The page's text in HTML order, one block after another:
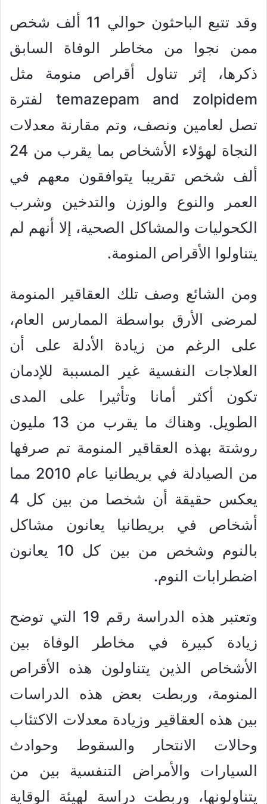
وقد تتبع الباحثون حوالي 11 ألف شخص
ممن نجوا من مخاطر الوفاة السابق
ذكرها، إثر تناول أقراص منومة مثل
temazepam and zolpidem لفترة
تصل لعامين ونصف، وتم مقارنة معدلات
النجاة لهؤلاء الأشخاص بما يقرب من 24
ألف شخص تقريبا يتوافقون معهم في
العمر والنوع والوزن والتدخين وشرب
الكحوليات والمشاكل الصحية، إلا أنهم لم
يتناولوا الأقراص المنومة.
ومن الشائع وصف تلك العقاقير المنومة
لمرضى الأرق بواسطة الممارس العام،
على الرغم من زيادة الأدلة على أن
العلاجات النفسية غير المسببة للإدمان
تكون أكثر أمانا وتأثيرا على المدى
الطويل. وهناك ما يقرب من 13 مليون
روشتة بهذه العقاقير المنومة تم صرفها
من الصيادلة في بريطانيا عام 2010 مما
يعكس حقيقة أن شخصا من بين كل 4
أشخاص في بريطانيا يعانون مشاكل
بالنوم وشخص من بين كل 10 يعانون
اضطرابات النوم.
وتعتبر هذه الدراسة رقم 19 التي توضح
زيادة كبيرة في مخاطر الوفاة بين
الأشخاص الذين يتناولون هذه الأقراص
المنومة، وربطت بعض هذه الدراسات
بين هذه العقاقير وزيادة معدلات الاكتئاب
وحالات الانتحار والسقوط وحوادث
السيارات والأمراض التنفسية بين من
يتناولونها، وربطت دراسة لهيئة الوقاية